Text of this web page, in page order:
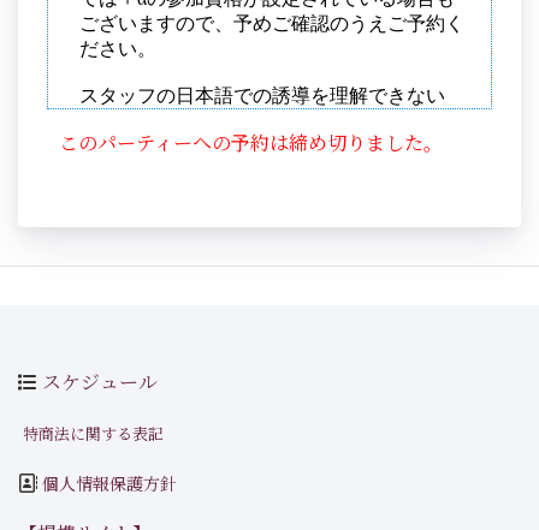
このパーティーへの予約は締め切りました。
スケジュール
特商法に関する表記
個人情報保護方針